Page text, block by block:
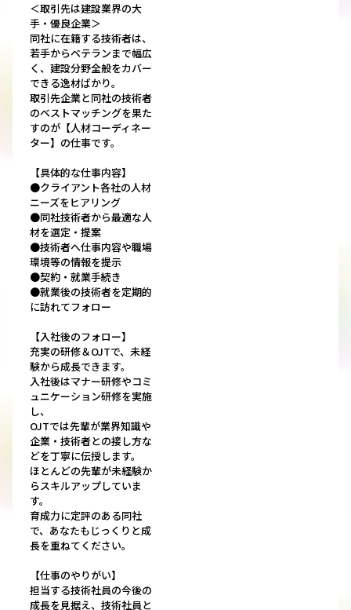
＜取引先は建設業界の大
手・優良企業＞
同社に在籍する技術者は、
若手からベテランまで幅広
く、建設分野全般をカバー
できる逸材ばかり。
取引先企業と同社の技術者
のベストマッチングを果た
すのが【人材コーディネー
ター】の仕事です。
【具体的な仕事内容】
●クライアント各社の人材
ニーズをヒアリング
●同社技術者から最適な人
材を選定・提案
●技術者へ仕事内容や職場
環境等の情報を提示
●契約・就業手続き
●就業後の技術者を定期的
に訪れてフォロー
【入社後のフォロー】
充実の研修＆OJTで、未経
験から成長できます。
入社後はマナー研修やコミ
ュニケーション研修を実施
し、
OJTでは先輩が業界知識や
企業・技術者との接し方な
どを丁寧に伝授します。
ほとんどの先輩が未経験か
らスキルアップしていま
す。
育成力に定評のある同社
で、あなたもじっくりと成
長を重ねてください。
【仕事のやりがい】
担当する技術社員の今後の
成長を見据え、技術社員と